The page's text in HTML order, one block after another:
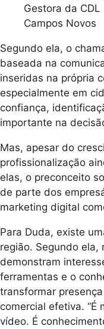
Gestora da CDL
Campos Novos
Segundo ela, o
baseada na
inseridas na própria
especialmente em
confiança,
importante na
Mas, apesar do
profissionalização
elas, o preconceito
de parte dos
marketing digital
Para Duda, existe
região. Segundo ela,
demonstram
ferramentas e o
transformar
comercial efetiva. “É
vídeo. É